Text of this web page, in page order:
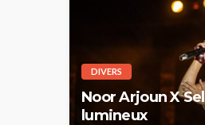
DIVERS
Noor Arjoun X
lumineux